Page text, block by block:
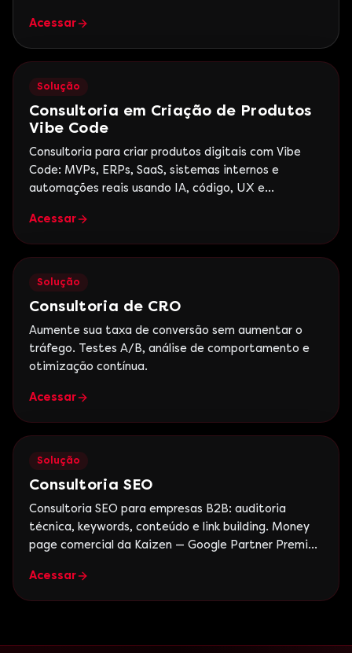
Acessar
Solução
Consultoria em Criação de Produtos
Vibe Code
Consultoria para criar produtos digitais com Vibe
Code: MVPs, ERPs, SaaS, sistemas internos e
automações reais usando IA, código, UX e
Acessar
Solução
Consultoria de CRO
Aumente sua taxa de conversão sem aumentar o
tráfego. Testes A/B, análise de comportamento e
otimização contínua.
Acessar
Solução
Consultoria SEO
Consultoria SEO para empresas B2B: auditoria
técnica, keywords, conteúdo e link building. Money
page comercial da Kaizen — Google Partner Premier,
Acessar